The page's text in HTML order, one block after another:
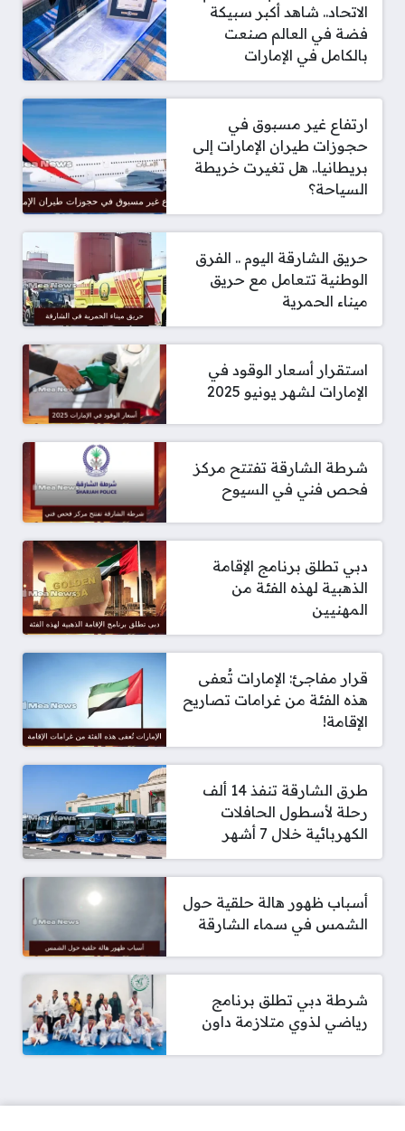
الاتحاد.. شاهد أكبر سبيكة
فضة في العالم صنعت
بالكامل في الإمارات
ارتفاع غير مسبوق في
حجوزات طيران الإمارات إلى
بريطانيا.. هل تغيرت خريطة
السياحة؟
حريق الشارقة اليوم .. الفرق
الوطنية تتعامل مع حريق
ميناء الحمرية
استقرار أسعار الوقود في
الإمارات لشهر يونيو 2025
شرطة الشارقة تفتتح مركز
فحص فني في السيوح
دبي تطلق برنامج الإقامة
الذهبية لهذه الفئة من
المهنيين
قرار مفاجئ: الإمارات تُعفى
هذه الفئة من غرامات تصاريح
الإقامة!
طرق الشارقة تنفذ 14 ألف
رحلة لأسطول الحافلات
الكهربائية خلال 7 أشهر
أسباب ظهور هالة حلقية حول
الشمس في سماء الشارقة
شرطة دبي تطلق برنامج
رياضي لذوي متلازمة داون